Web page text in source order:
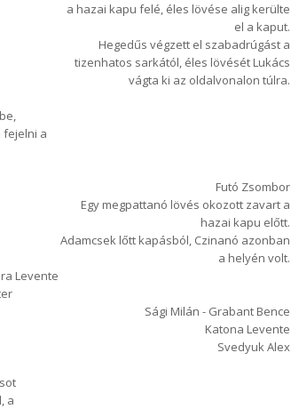
a hazai kapu felé, éles lövése alig kerülte
el a kaput.
Hegedűs végzett el szabadrúgást a
tizenhatos sarkától, éles lövését Lukács
vágta ki az oldalvonalon túlra.
fejelni a
Futó Zsombor
Egy megpattanó lövés okozott zavart a
hazai kapu előtt.
Adamcsek lőtt kapásból, Czinanó azonban
a helyén volt.
Levente
Sági Milán - Grabant Bence
Katona Levente
Svedyuk Alex
a